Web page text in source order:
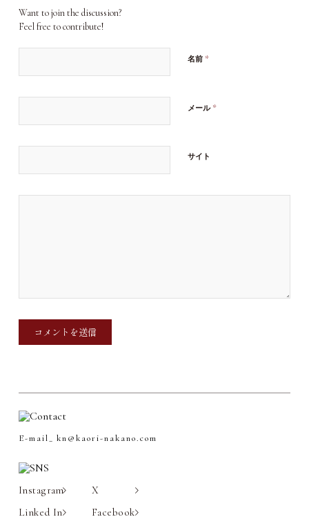
Want to join the discussion?
Feel free to contribute!
名前 *
メール *
サイト
E-mail_kn@kaori-nakano.com
Instagram
X
Linked In
Facebook